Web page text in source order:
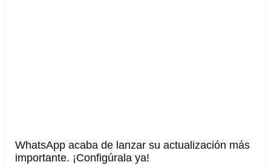
WhatsApp acaba de lanzar su actualización más
importante. ¡Configúrala ya!